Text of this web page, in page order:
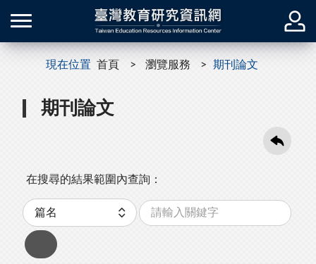
現在位置 首頁 瀏覽服務 期刊論文
期刊論文
在搜尋的結果範圍內查詢：
分
類
關
字